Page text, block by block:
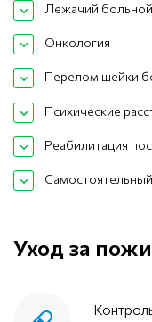
Лежачий больной
Онкология
Перелом шейки
Психические
Реабилитация
Самостоятельный
Уход за